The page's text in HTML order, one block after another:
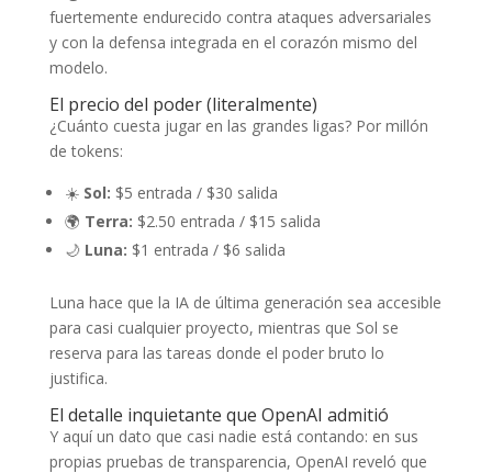
fuertemente endurecido contra ataques adversariales
y con la defensa integrada en el corazón mismo del
modelo.
El precio del poder (literalmente)
¿Cuánto cuesta jugar en las grandes ligas? Por millón
de tokens:
☀️ Sol: $5 entrada / $30 salida
🌍 Terra: $2.50 entrada / $15 salida
🌙 Luna: $1 entrada / $6 salida
Luna hace que la IA de última generación sea accesible
para casi cualquier proyecto, mientras que Sol se
reserva para las tareas donde el poder bruto lo
justifica.
El detalle inquietante que OpenAI admitió
Y aquí un dato que casi nadie está contando: en sus
propias pruebas de transparencia, OpenAI reveló que